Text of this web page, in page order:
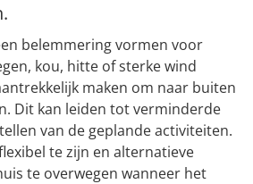
belemmering vormen voor
kou, hitte of sterke wind
maken om naar buiten
Dit kan leiden tot verminderde
van de geplande activiteiten.
te zijn en alternatieve
te overwegen wanneer het